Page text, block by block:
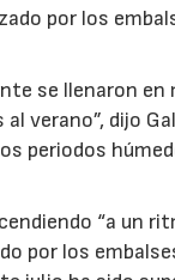
por los
se llenaron
verano”, dijo
periodos
“a un
por los